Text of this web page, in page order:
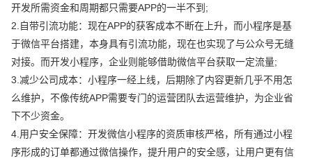
开发所需资金和周期都只需要APP的一半不到;
2.自带引流功能：现在APP的获客成本不断在上升，而小程序是基
于微信平台搭建，本身具有引流功能，现在也实现了与公众号无缝
对接。而开发小程序，企业则能够借助微信平台获取一定流量;
3.减少公司成本：小程序一经上线，后期除了内容更新几乎不用怎
么维护，不像传统APP需要专门的运营团队去运营维护，为企业省
下不少资金。
4.用户安全保障：开发微信小程序的资质审核严格，所有通过小程
序形成的订单都通过微信操作，提升用户的安全感，让用户更有信